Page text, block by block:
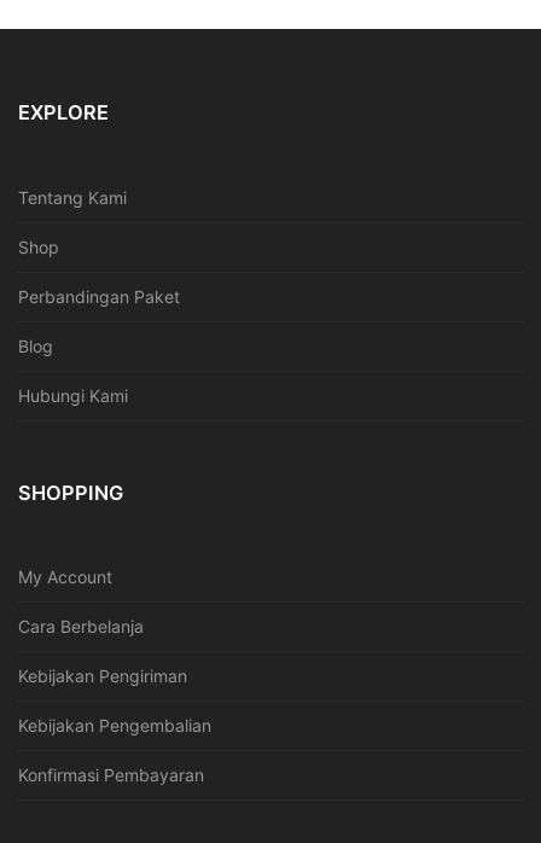
EXPLORE
Tentang Kami
Shop
Perbandingan Paket
Blog
Hubungi Kami
SHOPPING
My Account
Cara Berbelanja
Kebijakan Pengiriman
Kebijakan Pengembalian
Konfirmasi Pembayaran